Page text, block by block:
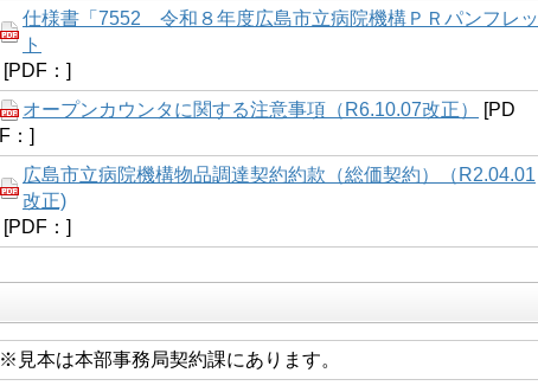
仕様書「7552 令和８年度広島市立病院機構ＰＲパンフレッ
ト
[PDF：]
オープンカウンタに関する注意事項（R6.10.07改正）
[PD
F：]
広島市立病院機構物品調達契約約款（総価契約）（R2.04.01
改正)
[PDF：]
※見本は本部事務局契約課にあります。